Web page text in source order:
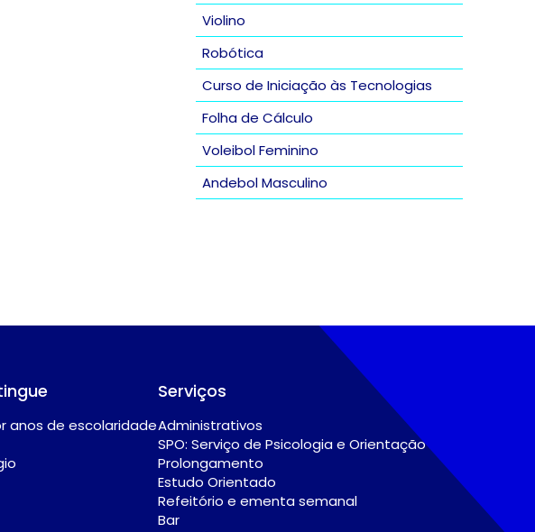
Violino
Robótica
Curso de Iniciação às Tecnologias
Folha de Cálculo
Voleibol Feminino
Andebol Masculino
anos de escolaridade
Serviços
Administrativos
SPO: Serviço de Psicologia e Orientação
Prolongamento
Estudo Orientado
Refeitório e ementa semanal
Bar